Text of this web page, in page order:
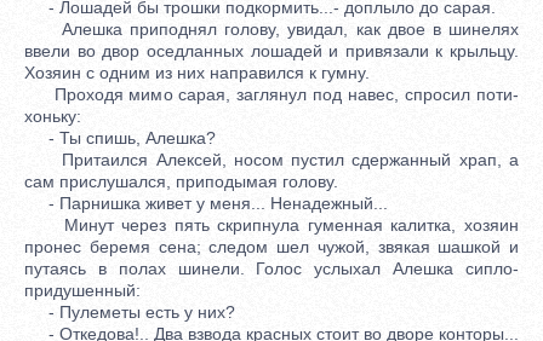
- Лошадей бы трошки подкормить...- доплыло до сарая.
Алешка приподнял голову, увидал, как двое в шинелях
ввели во двор оседланных лошадей и привязали к крыльцу.
Хозяин с одним из них направился к гумну.
Проходя мимо сарая, заглянул под навес, спросил поти-
хоньку:
- Ты спишь, Алешка?
Притаился Алексей, носом пустил сдержанный храп, а
сам прислушался, приподымая голову.
- Парнишка живет у меня... Ненадежный...
Минут через пять скрипнула гуменная калитка, хозяин
пронес беремя сена; следом шел чужой, звякая шашкой и
путаясь в полах шинели. Голос услыхал Алешка сипло-
придушенный:
- Пулеметы есть у них?
- Откедова!.. Два взвода красных стоит во дворе конторы...